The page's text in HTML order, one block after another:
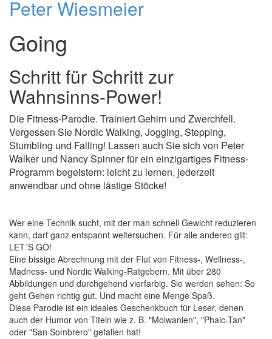
Peter Wiesmeier
Going
Schritt für Schritt zur
Wahnsinns-Power!
Die Fitness-Parodie. Trainiert Gehirn und Zwerchfell.
Vergessen Sie Nordic Walking, Jogging, Stepping,
Stumbling und Falling! Lassen auch Sie sich von Peter
Walker und Nancy Spinner für ein einzigartiges Fitness-
Programm begeistern: leicht zu lernen, jederzeit
anwendbar und ohne lästige Stöcke!
Wer eine Technik sucht, mit der man schnell Gewicht reduzieren
kann, darf ganz entspannt weitersuchen. Für alle anderen gilt:
LET´S GO!
Eine bissige Abrechnung mit der Flut von Fitness-, Wellness-,
Madness- und Nordic Walking-Ratgebern. Mit über 280
Abbildungen und durchgehend vierfarbig. Sie werden sehen: So
geht Gehen richtig gut. Und macht eine Menge Spaß.
Diese Parodie ist ein ideales Geschenkbuch für Leser, denen
auch der Humor von Titeln wie z. B. "Molwanien", "Phaic-Tan"
oder "San Sombrero" gefallen hat!